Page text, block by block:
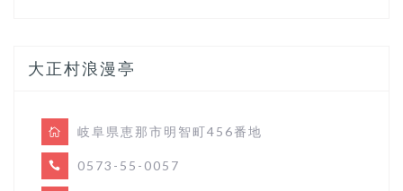
大正村浪漫亭
岐阜県恵那市明智町456番地
0573-55-0057